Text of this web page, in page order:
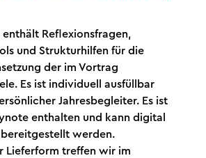
enthält Reflexionsfragen,
und Strukturhilfen für die
der im Vortrag
Es ist individuell ausfüllbar
Jahresbegleiter. Es ist
enthalten und kann digital
werden.
Lieferform treffen wir im